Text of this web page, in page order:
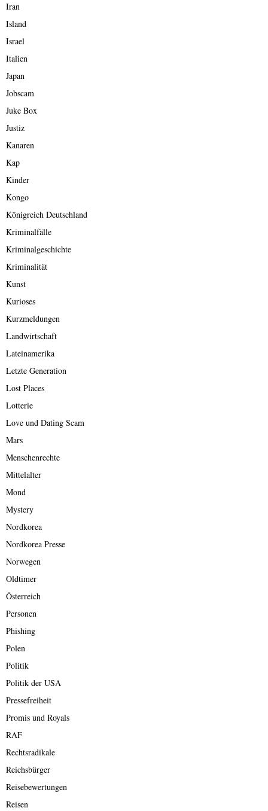
Iran
Island
Israel
Italien
Japan
Jobscam
Juke Box
Justiz
Kanaren
Kap
Kinder
Kongo
Königreich Deutschland
Kriminalfälle
Kriminalgeschichte
Kriminalität
Kunst
Kurioses
Kurzmeldungen
Landwirtschaft
Lateinamerika
Letzte Generation
Lost Places
Lotterie
Love und Dating Scam
Mars
Menschenrechte
Mittelalter
Mond
Mystery
Nordkorea
Nordkorea Presse
Norwegen
Oldtimer
Österreich
Personen
Phishing
Polen
Politik
Politik der USA
Pressefreiheit
Promis und Royals
RAF
Rechtsradikale
Reichsbürger
Reisebewertungen
Reisen